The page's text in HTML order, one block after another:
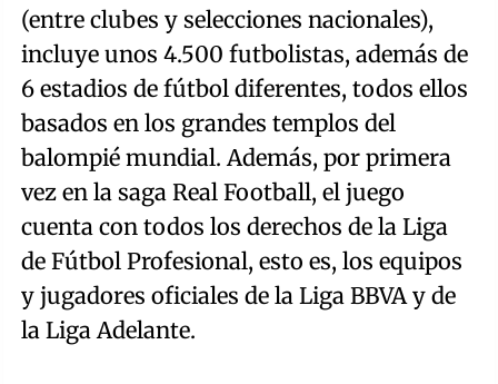
(entre clubes y selecciones nacionales),
incluye unos 4.500 futbolistas, además de
6 estadios de fútbol diferentes, todos ellos
basados en los grandes templos del
balompié mundial. Además, por primera
vez en la saga Real Football, el juego
cuenta con todos los derechos de la Liga
de Fútbol Profesional, esto es, los equipos
y jugadores oficiales de la Liga BBVA y de
la Liga Adelante.